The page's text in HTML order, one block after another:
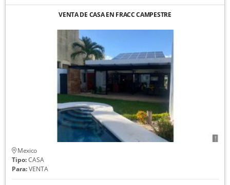
VENTA DE CASA EN FRACC CAMPESTRE
Mexico
Tipo:CASA
Para:VENTA